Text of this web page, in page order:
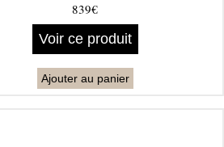
839€
Voir ce produit
Ajouter au panier